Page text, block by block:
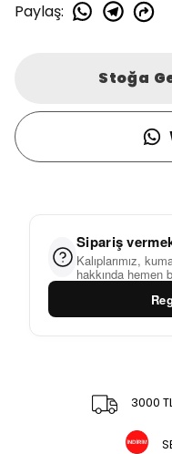
Paylaş:
Stoğa
Sipariş
Kalıplarımız,
hakkında hemen
3000